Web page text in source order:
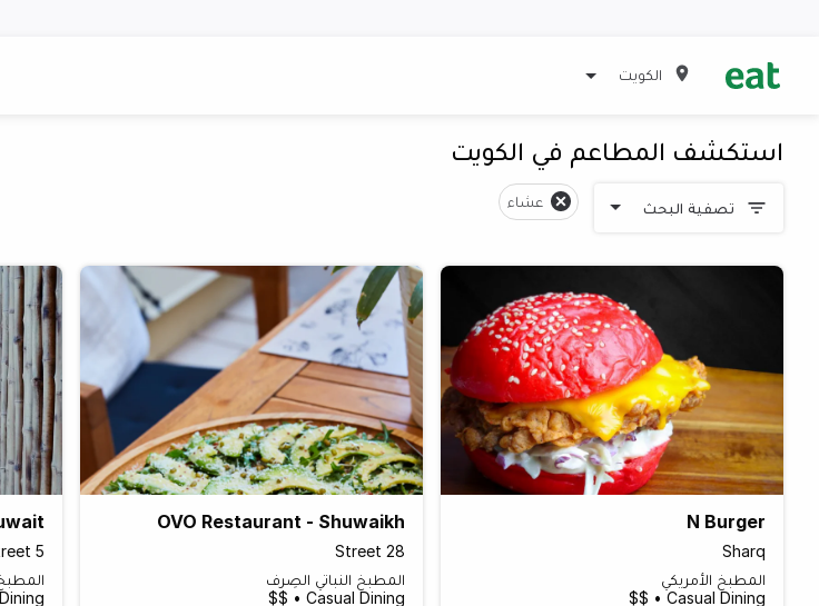
الكويت
استكشف المطاعم في الكويت
تصفية البحث عشاء
N Burger
Sharq
المطبخ الأمريكي
Casual Dining • $$
OVO Restaurant - Shuwaikh
Street 28
المطبخ النباتي الصِرف
Casual Dining • $$
5
• $$